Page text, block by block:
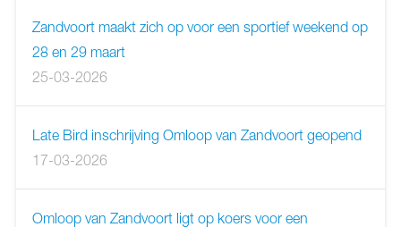
Zandvoort maakt zich op voor een sportief weekend op
28 en 29 maart
25-03-2026
Late Bird inschrijving Omloop van Zandvoort geopend
17-03-2026
Omloop van Zandvoort ligt op koers voor een